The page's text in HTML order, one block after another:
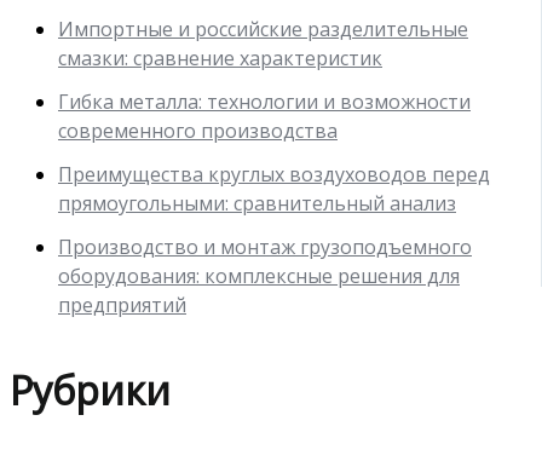
Импортные и российские разделительные
смазки: сравнение характеристик
Гибка металла: технологии и возможности
современного производства
Преимущества круглых воздуховодов перед
прямоугольными: сравнительный анализ
Производство и монтаж грузоподъемного
оборудования: комплексные решения для
предприятий
Рубрики